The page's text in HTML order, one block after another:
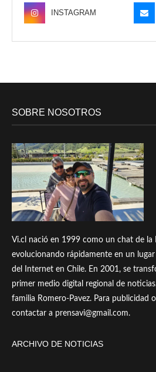
INSTAGRAM
SOBRE NOSOTROS
Vi.cl nació en 1999 como un chat de la
evolucionando rápidamente en un
del Internet en Chile. En 2001, se
primer medio digital regional de
familia Romero-Pavez. Para publicidad
contactar a prensavi@gmail.com.
ARCHIVO DE NOTICIAS